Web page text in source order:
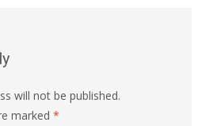
will not be published.
marked *